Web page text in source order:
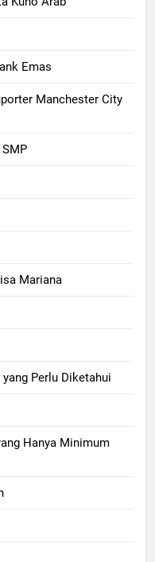
Emas
Manchester City
Mariana
Perlu Diketahui
Hanya Minimum